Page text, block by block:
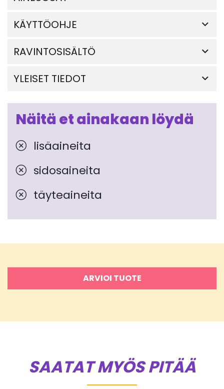
KÄYTTÖOHJE
RAVINTOSISÄLTÖ
YLEISET TIEDOT
Näitä et ainakaan löydä
lisäaineita
sidosaineita
täyteaineita
ARVIOI TUOTE
SAATAT MYÖS PITÄÄ